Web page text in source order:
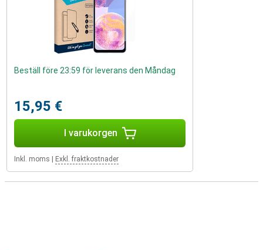
Beställ före 23:59 för leverans den Måndag
15,95 €
I varukorgen
Inkl. moms Exkl. fraktkostnader